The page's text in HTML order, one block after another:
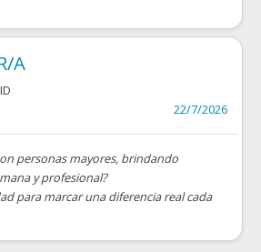
A
22/7/2026
personas mayores, brindando
y profesional?
para marcar una diferencia real cada